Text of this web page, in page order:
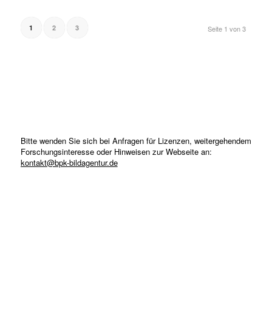
Seite 1 von 3
1 2 3
Bitte wenden Sie sich bei Anfragen für Lizenzen, weitergehendem
Forschungsinteresse oder Hinweisen zur Webseite an:
kontakt@bpk-bildagentur.de